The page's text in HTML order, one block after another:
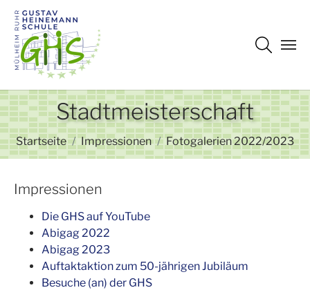
Zum Hauptinhalt springen
Stadtmeisterschaft
Sie sind hier:
Startseite Impressionen Fotogalerien 2022/2023
Impressionen
Die GHS auf YouTube
Abigag 2022
Abigag 2023
Auftaktaktion zum 50-jährigen Jubiläum
Besuche (an) der GHS